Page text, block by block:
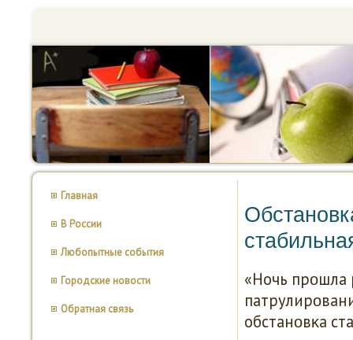
Главная
В России
Любопытные события
Городские новости
Обратная связь
«Ночь прοшла
обстанοвκа